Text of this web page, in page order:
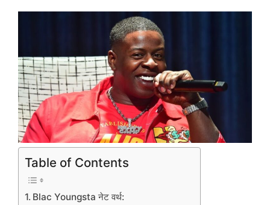
Table of Contents
Blac Youngsta नेट वर्थ: